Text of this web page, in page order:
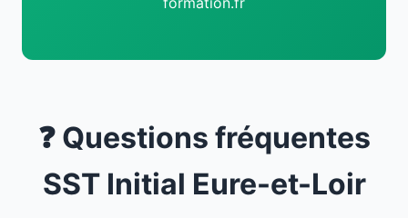
❓ Questions fréquentes
SST Initial Eure-et-Loir